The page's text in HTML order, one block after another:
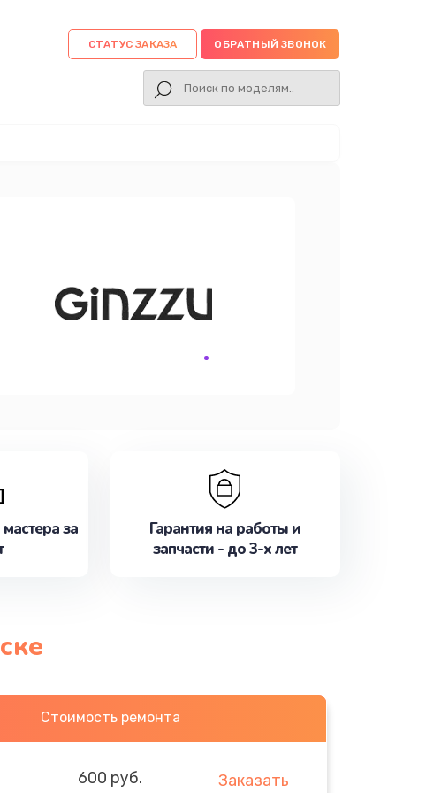
СТАТУС ЗАКАЗА ОБРАТНЫЙ ЗВОНОК
за
Гарантия на работы и
запчасти - до 3-х лет
Стоимость ремонта
600 руб. Заказать